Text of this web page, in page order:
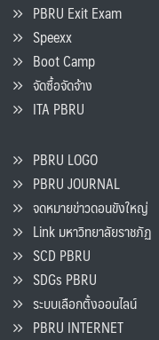
PBRU Exit Exam
Speexx
Boot Camp
จัดซื้อจัดจ้าง
ITA PBRU
PBRU LOGO
PBRU JOURNAL
จดหมายข่าวดอนขังใหญ่
Link มหาวิทยาลัยราชภัฏ
SCD PBRU
SDGs PBRU
ระบบเลือกตั้งออนไลน์
PBRU INTERNET